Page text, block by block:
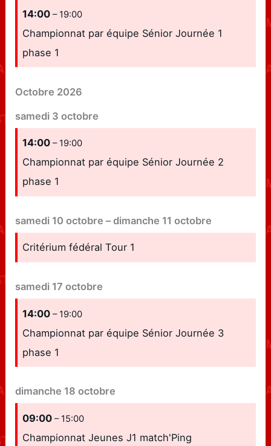
14:00– 19:00
Championnat par équipe Sénior Journée 1
phase 1
Octobre 2026
samedi 3 octobre
14:00– 19:00
Championnat par équipe Sénior Journée 2
phase 1
samedi 10 octobre –dimanche 11 octobre
Critérium fédéral Tour 1
samedi 17 octobre
14:00– 19:00
Championnat par équipe Sénior Journée 3
phase 1
dimanche 18 octobre
09:00– 15:00
Championnat Jeunes J1 match'Ping